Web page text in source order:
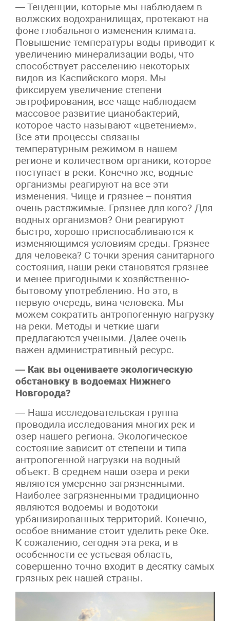
— Тенденции, которые мы наблюдаем в
волжских водохранилищах, протекают на
фоне глобального изменения климата.
Повышение температуры воды приводит к
увеличению минерализации воды, что
способствует расселению некоторых
видов из Каспийского моря. Мы
фиксируем увеличение степени
эвтрофирования, все чаще наблюдаем
массовое развитие цианобактерий,
которое часто называют «цветением».
Все эти процессы связаны
температурным режимом в нашем
регионе и количеством органики, которое
поступает в реки. Конечно же, водные
организмы реагируют на все эти
изменения. Чище и грязнее – понятия
очень растяжимые. Грязнее для кого? Для
водных организмов? Они реагируют
быстро, хорошо приспосабливаются к
изменяющимся условиям среды. Грязнее
для человека? С точки зрения санитарного
состояния, наши реки становятся грязнее
и менее пригодными к хозяйственно-
бытовому употреблению. Но это, в
первую очередь, вина человека. Мы
можем сократить антропогенную нагрузку
на реки. Методы и четкие шаги
предлагаются учеными. Далее очень
важен административный ресурс.
— Как вы оцениваете экологическую
обстановку в водоемах Нижнего
Новгорода?
— Наша исследовательская группа
проводила исследования многих рек и
озер нашего региона. Экологическое
состояние зависит от степени и типа
антропогенной нагрузки на водный
объект. В среднем наши озера и реки
являются умеренно-загрязненными.
Наиболее загрязненными традиционно
являются водоемы и водотоки
урбанизированных территорий. Конечно,
особое внимание стоит уделить реке Оке.
К сожалению, сегодня эта река, и в
особенности ее устьевая область,
совершенно точно входит в десятку самых
грязных рек нашей страны.